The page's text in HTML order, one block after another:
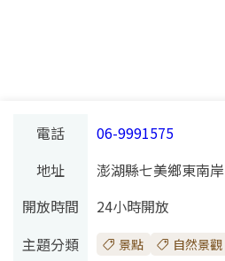
電話
06-9991575
地址
澎湖縣七美鄉東南岸
開放時間
24小時開放
主題分類
景點 自然景觀